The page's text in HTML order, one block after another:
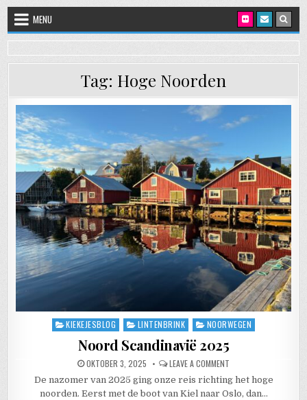
Skip to content
MENU
Tag: Hoge Noorden
Posted in
KIEKEJESBLOG LINTENBRINK NOORWEGEN
Noord Scandinavië 2025
PUBLISHED DATE:
OKTOBER 3, 2025 LEAVE A COMMENT
De nazomer van 2025 ging onze reis richting het hoge
noorden. Eerst met de boot van Kiel naar Oslo, dan…